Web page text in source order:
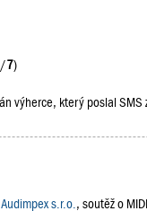
/7)
výherce, který poslal SMS
Audimpex s.r.o. , soutěž o MIDI